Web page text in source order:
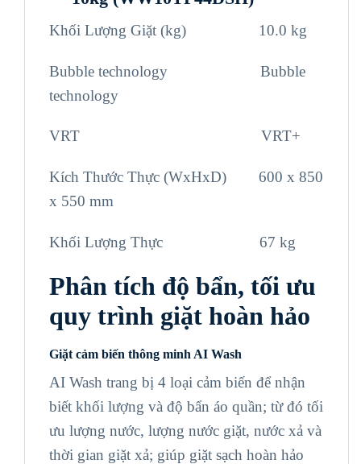
Khối Lượng Giặt (kg) 10.0 kg
Bubble technology Bubble
technology
VRT VRT+
Kích Thước Thực (WxHxD) 600 x 850
x 550 mm
Khối Lượng Thực 67 kg
Phân tích độ bẩn, tối ưu
quy trình giặt hoàn hảo
Giặt cảm biến thông minh AI Wash
AI Wash trang bị 4 loại cảm biến để nhận
biết khối lượng và độ bẩn áo quần; từ đó tối
ưu lượng nước, lượng nước giặt, nước xả và
thời gian giặt xả; giúp giặt sạch hoàn hảo